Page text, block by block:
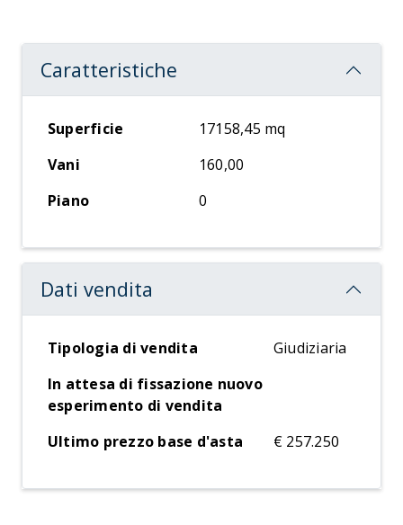
Caratteristiche
Superficie
17158,45 mq
Vani
160,00
Piano
0
Dati vendita
Tipologia di vendita
Giudiziaria
In attesa di fissazione nuovo
esperimento di vendita
Ultimo prezzo base d'asta
€ 257.250